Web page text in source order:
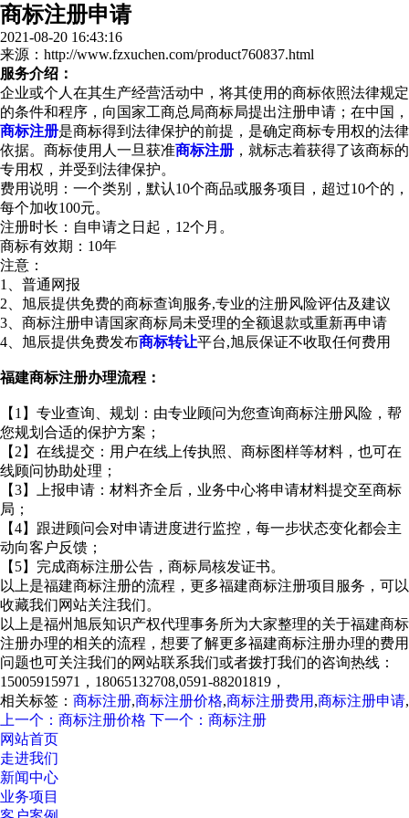
商标注册申请
2021-08-20 16:43:16
来源：http://www.fzxuchen.com/product760837.html
服务介绍：
企业或个人在其生产经营活动中，将其使用的商标依照法律规定
的条件和程序，向国家工商总局商标局提出注册申请；在中国，
商标注册是商标得到法律保护的前提，是确定商标专用权的法律
依据。商标使用人一旦获准商标注册 ，就标志着获得了该商标的
专用权，并受到法律保护。
费用说明：一个类别，默认10个商品或服务项目，超过10个的，
每个加收100元。
注册时长：自申请之日起，12个月。
商标有效期：10年
注意：
1、普通网报
2、旭辰提供免费的商标查询服务,专业的注册风险评估及建议
3、商标注册申请国家商标局未受理的全额退款或重新再申请
4、旭辰提供免费发布商标转让平台,旭辰保证不收取任何费用
福建商标注册办理流程：
【1】专业查询、规划：由专业顾问为您查询商标注册风险，帮
您规划合适的保护方案；
【2】在线提交：用户在线上传执照、商标图样等材料，也可在
线顾问协助处理；
【3】上报申请：材料齐全后，业务中心将申请材料提交至商标
局；
【4】跟进顾问会对申请进度进行监控，每一步状态变化都会主
动向客户反馈；
【5】完成商标注册公告，商标局核发证书。
以上是福建商标注册的流程，更多福建商标注册项目服务，可以
收藏我们网站关注我们。
以上是福州旭辰知识产权代理事务所为大家整理的关于福建商标
注册办理的相关的流程，想要了解更多福建商标注册办理的费用
问题也可关注我们的网站联系我们或者拨打我们的咨询热线：
15005915971，18065132708,0591-88201819，
相关标签： 商标注册,商标注册价格,商标注册费用 ,商标注册申请,
上一个：商标注册价格 下一个：商标注册
网站首页
走进我们
新闻中心
业务项目